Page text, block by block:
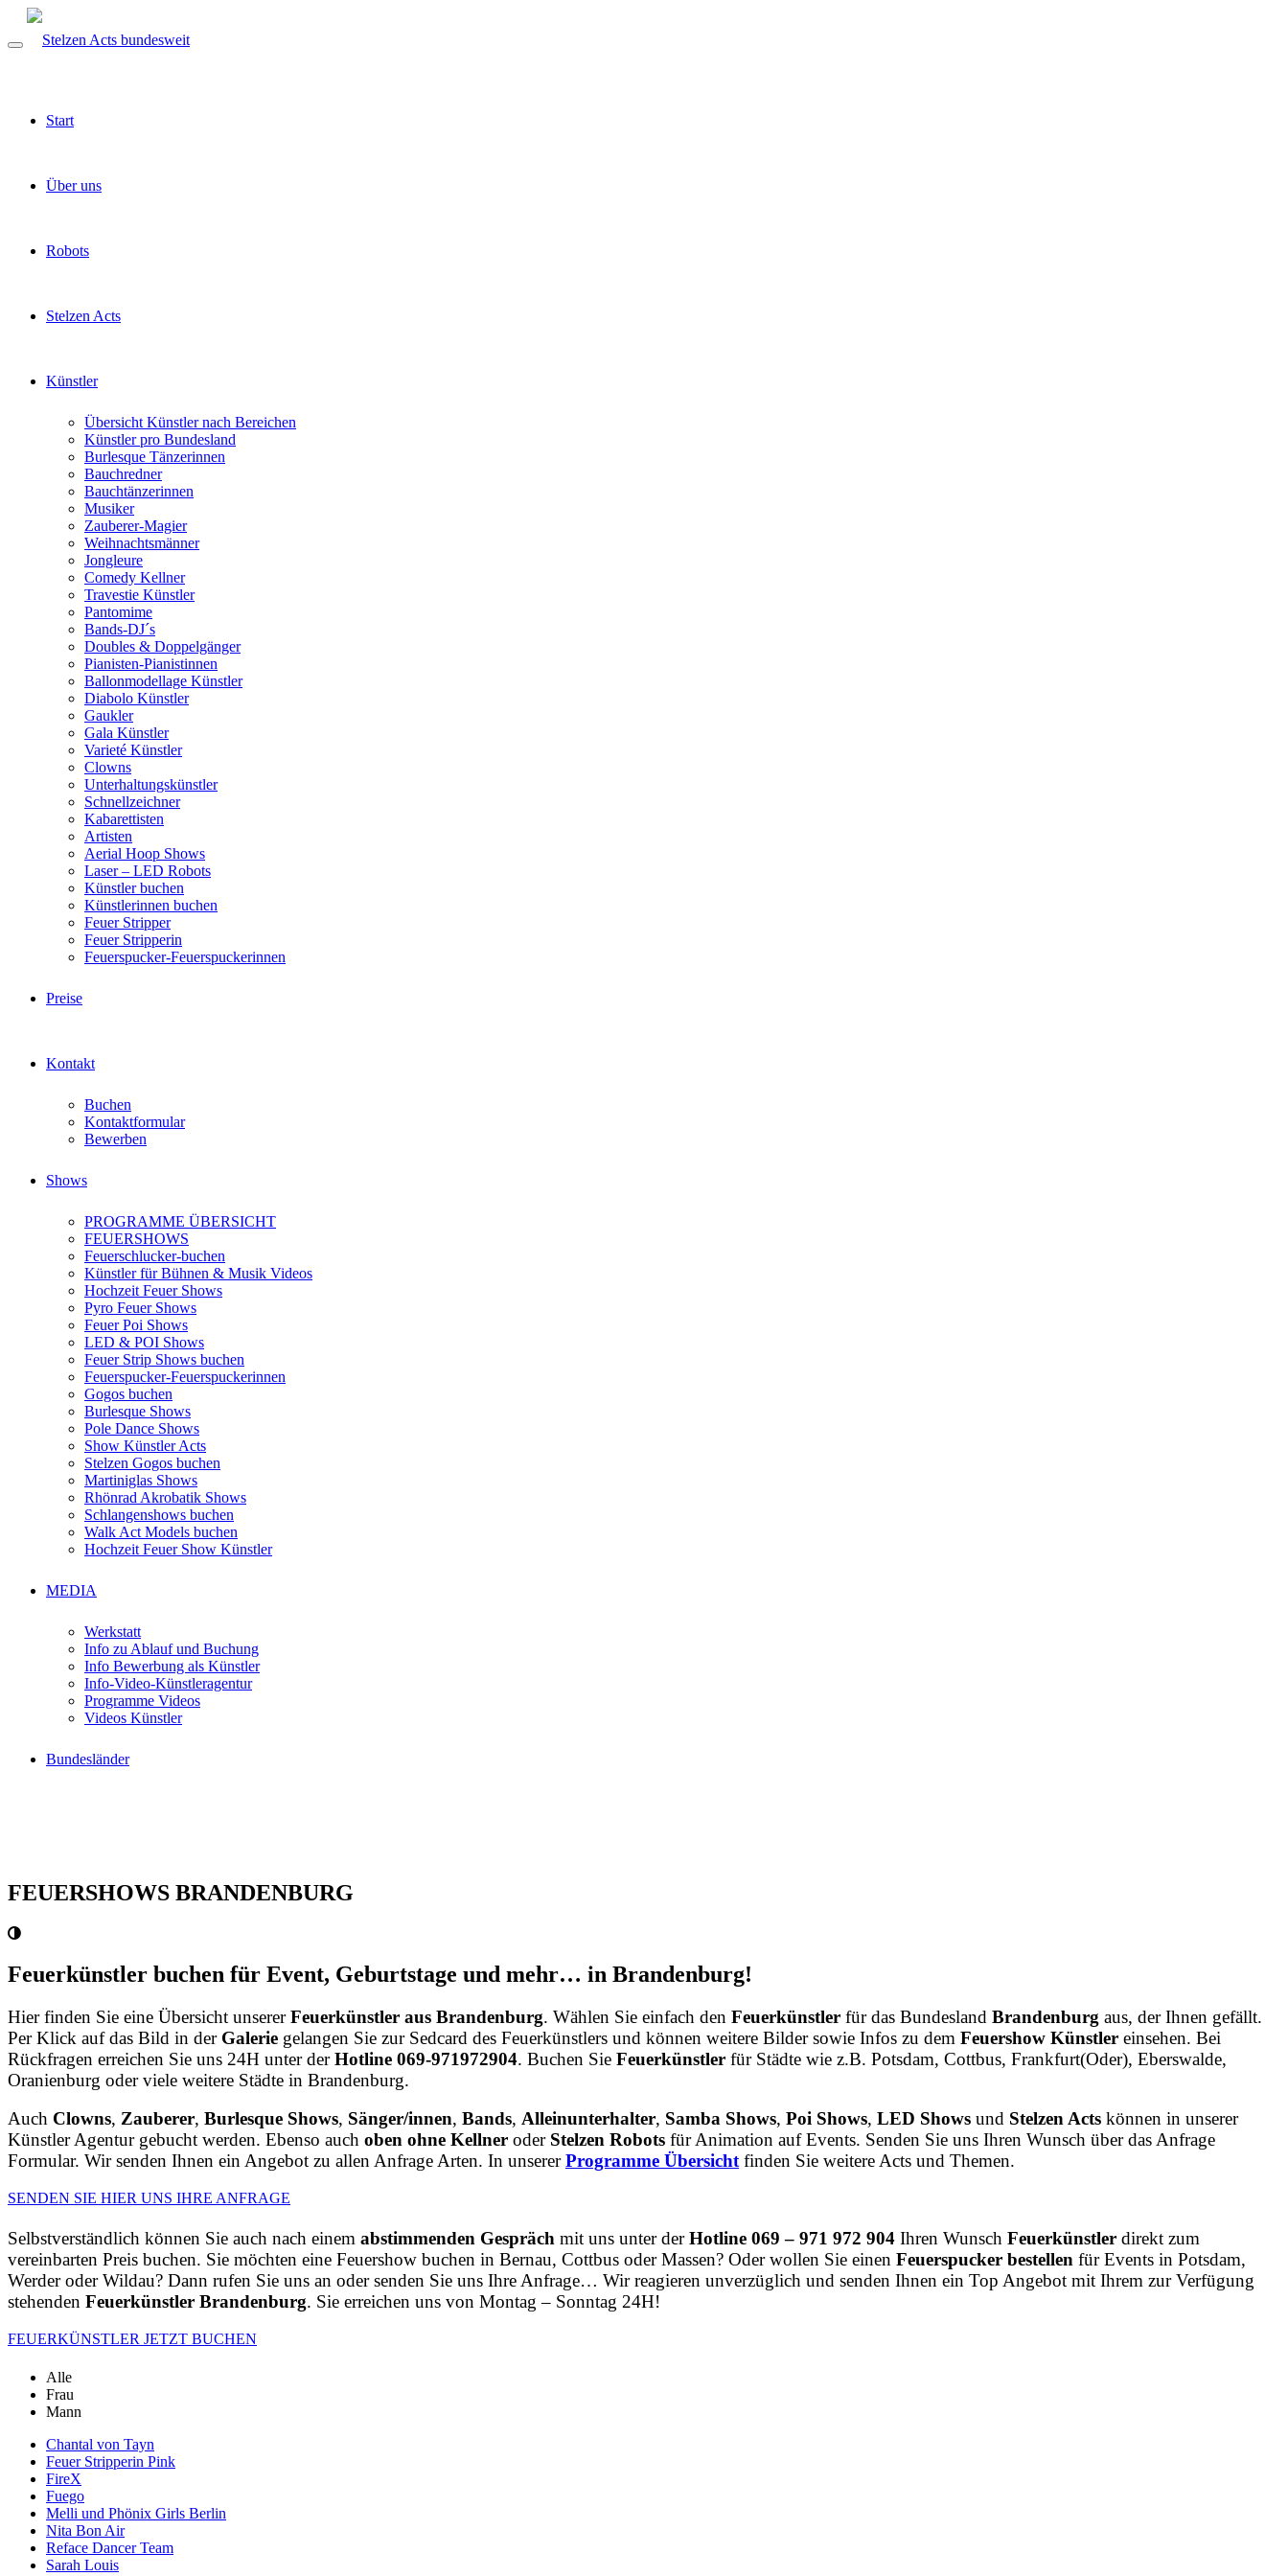
Start
Über uns
Robots
Stelzen Acts
Künstler
Übersicht Künstler nach Bereichen
Künstler pro Bundesland
Burlesque Tänzerinnen
Bauchredner
Bauchtänzerinnen
Musiker
Zauberer-Magier
Weihnachtsmänner
Jongleure
Comedy Kellner
Travestie Künstler
Pantomime
Bands-DJ´s
Doubles & Doppelgänger
Pianisten-Pianistinnen
Ballonmodellage Künstler
Diabolo Künstler
Gaukler
Gala Künstler
Varieté Künstler
Clowns
Unterhaltungskünstler
Schnellzeichner
Kabarettisten
Artisten
Aerial Hoop Shows
Laser – LED Robots
Künstler buchen
Künstlerinnen buchen
Feuer Stripper
Feuer Stripperin
Feuerspucker-Feuerspuckerinnen
Preise
Kontakt
Buchen
Kontaktformular
Bewerben
Shows
PROGRAMME ÜBERSICHT
FEUERSHOWS
Feuerschlucker-buchen
Künstler für Bühnen & Musik Videos
Hochzeit Feuer Shows
Pyro Feuer Shows
Feuer Poi Shows
LED & POI Shows
Feuer Strip Shows buchen
Feuerspucker-Feuerspuckerinnen
Gogos buchen
Burlesque Shows
Pole Dance Shows
Show Künstler Acts
Stelzen Gogos buchen
Martiniglas Shows
Rhönrad Akrobatik Shows
Schlangenshows buchen
Walk Act Models buchen
Hochzeit Feuer Show Künstler
MEDIA
Werkstatt
Info zu Ablauf und Buchung
Info Bewerbung als Künstler
Info-Video-Künstleragentur
Programme Videos
Videos Künstler
Bundesländer
FEUERSHOWS BRANDENBURG
Feuerkünstler buchen für Event, Geburtstage und mehr… in Brandenburg!
Hier finden Sie eine Übersicht unsererFeuerkünstler aus Brandenburg. Wählen Sie einfach den Feuerkünstler für das Bundesland Brandenburg aus, der Ihnen gefällt.
Per Klick auf das Bild in der Galerie gelangen Sie zur Sedcard des Feuerkünstlers und können weitere Bilder sowie Infos zu dem Feuershow Künstler einsehen. Bei
Rückfragen erreichen Sie uns 24H unter derHotline 069-971972904. Buchen Sie Feuerkünstler für Städte wie z.B. Potsdam, Cottbus, Frankfurt(Oder), Eberswalde,
Oranienburg oder viele weitere Städte in Brandenburg.
Auch Clowns, Zauberer, Burlesque Shows, Sänger/innen, Bands, Alleinunterhalter, Samba Shows, Poi Shows, LED Shows und Stelzen Acts können in unserer
Künstler Agentur gebucht werden. Ebenso auch oben ohne Kellner oder Stelzen Robots für Animation auf Events. Senden Sie uns Ihren Wunsch über das Anfrage
Formular. Wir senden Ihnen ein Angebot zu allen Anfrage Arten. In unsererProgramme Übersichtfinden Sie weitere Acts und Themen.
SENDEN SIE HIER UNS IHRE ANFRAGE
Selbstverständlich können Sie auch nach einem abstimmenden Gespräch mit uns unter derHotline 069 – 971 972 904 Ihren Wunsch Feuerkünstler direkt zum
vereinbarten Preis buchen. Sie möchten eine Feuershow buchen in Bernau, Cottbus oder Massen? Oder wollen Sie einen Feuerspucker bestellen für Events in Potsdam,
Werder oder Wildau? Dann rufen Sie uns an oder senden Sie uns Ihre Anfrage… Wir reagieren unverzüglich und senden Ihnen ein Top Angebot mit Ihrem zur Verfügung
stehenden Feuerkünstler Brandenburg. Sie erreichen uns von Montag – Sonntag 24H!
FEUERKÜNSTLER JETZT BUCHEN
Alle
Frau
Mann
Chantal von Tayn
Feuer Stripperin Pink
FireX
Fuego
Melli und Phönix Girls Berlin
Nita Bon Air
Reface Dancer Team
Sarah Louis